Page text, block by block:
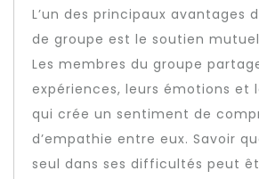
L’un des principaux avantages
de groupe est le soutien
Les membres du groupe
expériences, leurs émotions et
qui crée un sentiment de
d’empathie entre eux. Savoir
seul dans ses difficultés peut